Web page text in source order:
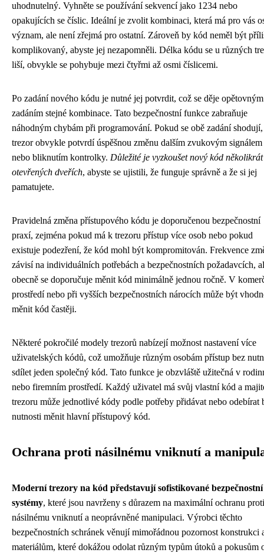
uhodnutelný. Vyhněte se používání sekvencí jako 1234 nebo
opakujících se číslic. Ideální je zvolit kombinaci, která má pro vás
význam, ale není zřejmá pro ostatní. Zároveň by kód neměl být
komplikovaný, abyste jej nezapomněli. Délka kódu se u různých
liší, obvykle se pohybuje mezi čtyřmi až osmi číslicemi.
Po zadání nového kódu je nutné jej potvrdit, což se děje opětovným
zadáním stejné kombinace. Tato bezpečnostní funkce zabraňuje
náhodným chybám při programování. Pokud se obě zadání shodují,
trezor obvykle potvrdí úspěšnou změnu dalším zvukovým signálem
nebo bliknutím kontrolky. Důležité je vyzkoušet nový kód
otevřených dveřích, abyste se ujistili, že funguje správně a že si jej
pamatujete.
Pravidelná změna přístupového kódu je doporučenou bezpečnostní
praxí, zejména pokud má k trezoru přístup více osob nebo pokud
existuje podezření, že kód mohl být kompromitován. Frekvence
závisí na individuálních potřebách a bezpečnostních požadavcích,
obecně se doporučuje měnit kód minimálně jednou ročně. V
prostředí nebo při vyšších bezpečnostních nárocích může být
měnit kód častěji.
Některé pokročilé modely trezorů nabízejí možnost nastavení více
uživatelských kódů, což umožňuje různým osobám přístup bez
sdílet jeden společný kód. Tato funkce je obzvláště užitečná v
nebo firemním prostředí. Každý uživatel má svůj vlastní kód a
trezoru může jednotlivé kódy podle potřeby přidávat nebo odebírat
nutnosti měnit hlavní přístupový kód.
Ochrana proti násilnému vniknutí a
Moderní trezory na kód představují sofistikované bezpečnostní
systémy, které jsou navrženy s důrazem na maximální ochranu proti
násilnému vniknutí a neoprávněné manipulaci. Výrobci těchto
bezpečnostních schránek věnují mimořádnou pozornost konstrukci
materiálům, které dokážou odolat různým typům útoků a pokusům